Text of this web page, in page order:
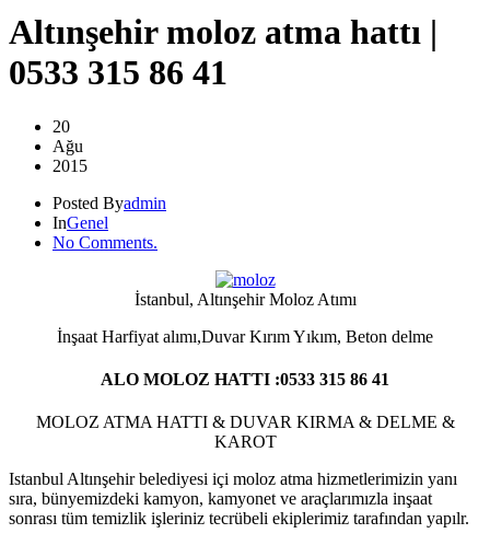
Altınşehir moloz atma hattı |
0533 315 86 41
20
Ağu
2015
Posted Byadmin
InGenel
No Comments.
İstanbul, Altınşehir Moloz Atımı
İnşaat Harfiyat alımı,Duvar Kırım Yıkım, Beton delme
ALO MOLOZ HATTI :0533 315 86 41
MOLOZ ATMA HATTI & DUVAR KIRMA & DELME &
KAROT
Istanbul Altınşehir belediyesi içi moloz atma hizmetlerimizin yanı
sıra, bünyemizdeki kamyon, kamyonet ve araçlarımızla inşaat
sonrası tüm temizlik işleriniz tecrübeli ekiplerimiz tarafından yapılr.